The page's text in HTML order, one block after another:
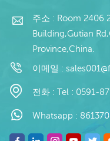
주소 : Room 2406
Building,Gutian
Province,China.
이메일 :
전화 : Tel : 0591-
Whatsapp :